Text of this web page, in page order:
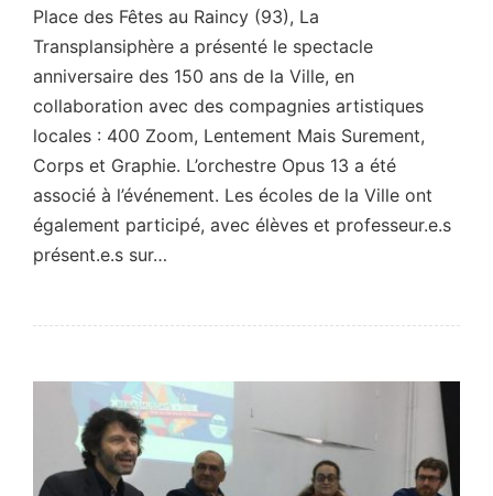
Place des Fêtes au Raincy (93), La
Transplansiphère a présenté le spectacle
anniversaire des 150 ans de la Ville, en
collaboration avec des compagnies artistiques
locales : 400 Zoom, Lentement Mais Surement,
Corps et Graphie. L’orchestre Opus 13 a été
associé à l’événement. Les écoles de la Ville ont
également participé, avec élèves et professeur.e.s
présent.e.s sur…